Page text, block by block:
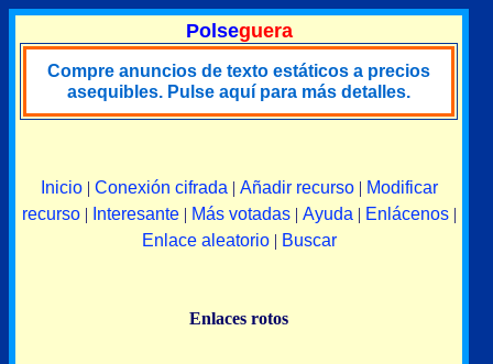
Polseguera
Compre anuncios de texto estáticos a precios
asequibles. Pulse aquí para más detalles.
Inicio| Conexión cifrada | Añadir recurso| Modificar
recurso| Interesante| Más votadas| Ayuda | Enlácenos|
Enlace aleatorio| Buscar
Enlaces rotos